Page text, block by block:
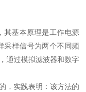
其基本原理是工作电源
采样信号为两个不同频
通过模拟滤波器和数字
，实践表明：该方法的